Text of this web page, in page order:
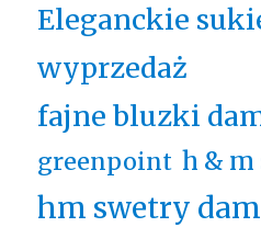
Eleganckie
wyprzedaż
fajne bluzki
greenpoint h &
hm swetry